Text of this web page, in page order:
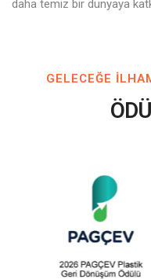
daha temiz bir dünyaya
GELECEĞE